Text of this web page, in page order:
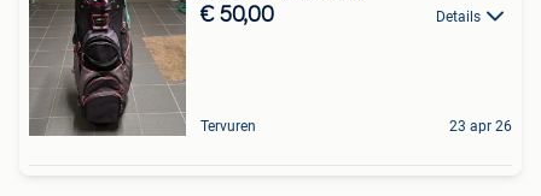
€ 50,00 Details
Tervuren 23 apr 26